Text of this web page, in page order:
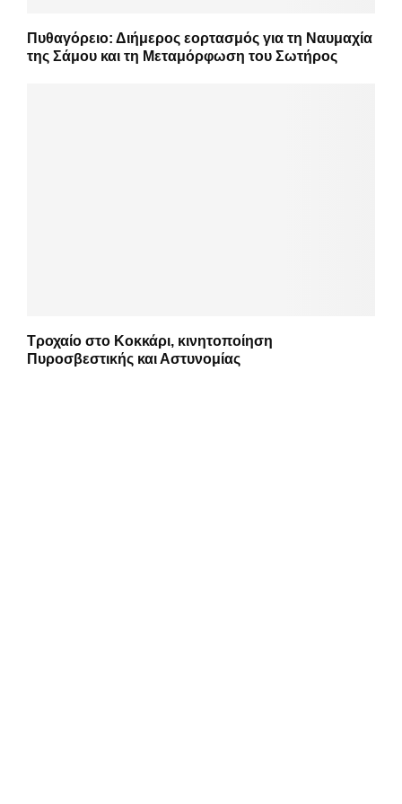
Πυθαγόρειο: Διήμερος εορτασμός για τη Ναυμαχία
της Σάμου και τη Μεταμόρφωση του Σωτήρος
Τροχαίο στο Κοκκάρι, κινητοποίηση
Πυροσβεστικής και Αστυνομίας